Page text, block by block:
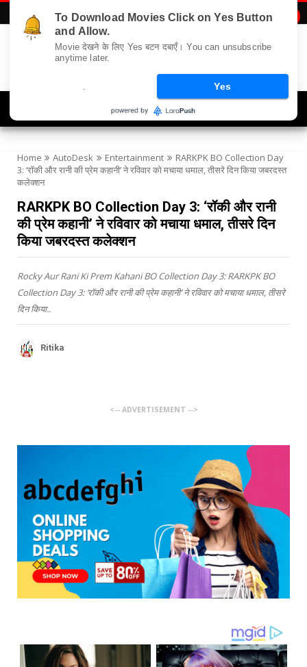
Home AutoDesk Entertainment
RARKPK BO Collection Day
3: ‘रॉकी और रानी की प्रेम कहानी’ ने रविवार को मचाया धमाल, तीसरे दिन किया जबरदस्त
कलेक्शन
RARKPK BO Collection Day 3: ‘रॉकी और रानी
की प्रेम कहानी’ ने रविवार को मचाया धमाल, तीसरे दिन
किया जबरदस्त कलेक्शन
Rocky Aur Rani Ki Prem Kahani BO Collection Day 3: RARKPK BO
Collection Day 3: ‘रॉकी और रानी की प्रेम कहानी’ ने रविवार को मचाया धमाल, तीसरे
दिन किया..
Ritika
<-- ADVERTISEMENT -->
To Download Movies Click on Yes Button
and Allow.
Movie देखने के लिए Yes बटन दबाएँ। You can unsubscribe
anytime later.
Yes